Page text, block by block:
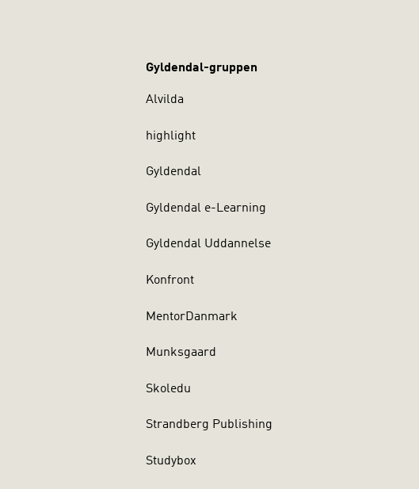
Gyldendal-gruppen
Alvilda
highlight
Gyldendal
Gyldendal e-Learning
Gyldendal Uddannelse
Konfront
MentorDanmark
Munksgaard
Skoledu
Strandberg Publishing
Studybox